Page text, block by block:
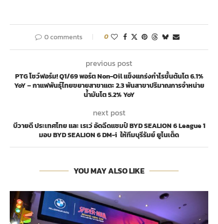
0 comments 0
previous post
PTG โชว์ฟอร์ม! Q1/69 พอร์ต Non-Oil แข็งแกร่งกำไรขั้นต้นโต 6.1%
YoY – กาแฟพันธุ์ไทยขยายสาขาแตะ 2.3 พันสาขาปริมาณการจำหน่าย
น้ำมันโต 5.2% YoY
next post
บีวายดี ประเทศไทย และ เรเว่ อัดฉีดแชมป์ BYD SEALION 6 League 1
มอบ BYD SEALION 6 DM-i ให้ทีมบุรีรัมย์ ยูไนเต็ด
YOU MAY ALSO LIKE